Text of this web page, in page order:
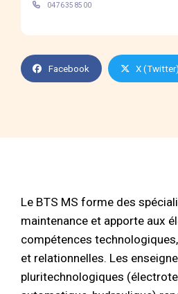
0476358500
Facebook X (Twitter)
Le BTS MS forme des
maintenance et apporte aux
compétences
et relationnelles. Les
pluritechnologiques